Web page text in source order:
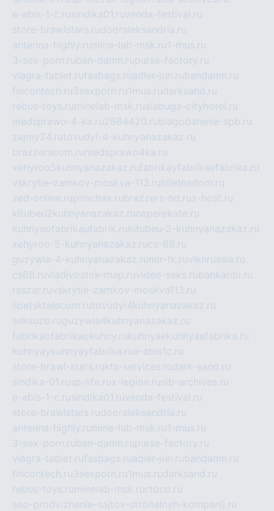
e-abis-1-c.rusindika01.ruvenda-festival.ru
store-brawlstars.rudooraleksandria.ru
antenna-highly.ru mine-lab-msk.ru1-mus.ru
3-sex-porn.ruban-damn.rupurse-factory.ru
viagra-tablet.rufasbags.ruadler-jun.rubandamn.ru
fincontech.ru3sexporn.ru1mus.rudarksand.ru
rebus-toys.ru minelab-msk.rualabuga-cityhotel.ru
medsprawo-4-ka.ru2864420.rublagodarenie-spb.ru
zajmy24.rutovudyi-4-kuhnyanazakaz.ru
brazzerscom.ru medsprawo4ka.ru
xehyroo5kuhnyanazakaz.rufabrikayfabrikaefabrika.ru
vskrytie-zamkov-moskva-113.rubiletnadom.ru
zed-online.rupimchax.rubrazzers-hd.ruz-host.ru
kitubeu2kuhnyanazakaz.ru naperekate.ru
kuhnyaofabrikaufabrik.rukitubeu-2-kuhnyanazakaz.ru
xehyroo-5-kuhnyanazakaz.rucs-68.ru
guzywia-4-kuhnyanazakaz.ru mir-tk.ruvlknrussia.ru
cs68.ruvladivostok-map.ruvideo-seks.rubankaribi.ru
raszar.ruvskrytie-zamkov-moskva113.ru
lipetsktelecom.rutovudyi4kuhnyanazakaz.ru
seksuzb.ruguzywia4kuhnyanazakaz.ru
fabrikaofabrikaokuhny.rukuhnyaekuhnyaafabrika.ru
kuhnyaykuhnyayfabrika.rue-abis1c.ru
store-brawl-stars.rukts-services.rudark-sand.ru
sindika-01.rusp-life.rux-legion.rusib-archives.ru
e-abis-1-c.rusindika01.ruvenda-festival.ru
store-brawlstars.rudooraleksandria.ru
antenna-highly.ru mine-lab-msk.ru1-mus.ru
3-sex-porn.ruban-damn.rupurse-factory.ru
viagra-tablet.rufasbags.ruadler-jun.rubandamn.ru
fincontech.ru3sexporn.ru1mus.rudarksand.ru
rebus-toys.ru minelab-msk.ru rtdco.ru
seo-prodvizhenie-sajtov-stroitelnyh-kompanij.ru